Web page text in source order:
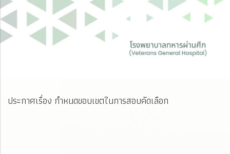
ประกาศเรื่อง กำหนดขอบเขตในการสอบคัดเลือก